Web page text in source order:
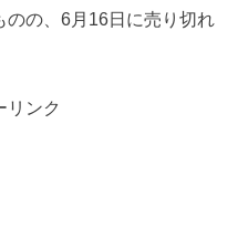
のの、6月16日に売り切れ
リンク